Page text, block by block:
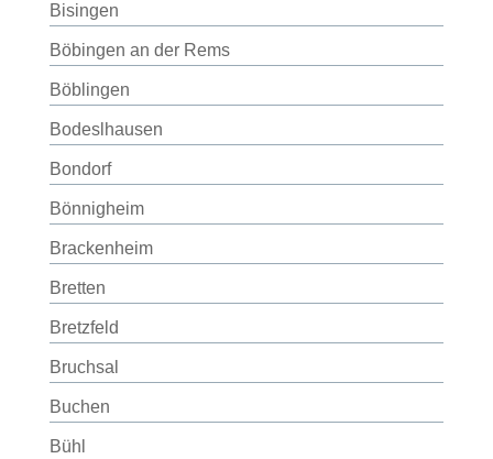
Bisingen
Böbingen an der Rems
Böblingen
Bodeslhausen
Bondorf
Bönnigheim
Brackenheim
Bretten
Bretzfeld
Bruchsal
Buchen
Bühl